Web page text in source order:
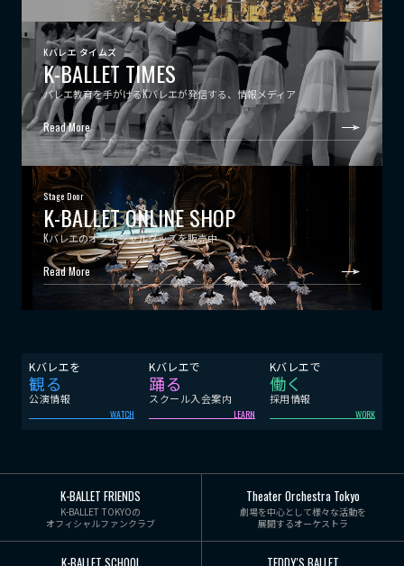
Kバレエ タイムズ
K-BALLET TIMES
バレエ教育を手がけるKバレエが発信する、情報メディア
Read More
Stage Door
K-BALLET ONLINE SHOP
Kバレエのオフィシャルグッズを販売中
Read More
Kバレエを
観る
公演情報
WATCH
Kバレエで
踊る
スクール入会案内
LEARN
Kバレエで
働く
採用情報
WORK
K-BALLET FRIENDS
K-BALLET TOKYOの
オフィシャルファンクラブ
Theater Orchestra Tokyo
劇場を中心として様々な活動を
展開するオーケストラ
K-BALLET SCHOOL TEDDY'S BALLET